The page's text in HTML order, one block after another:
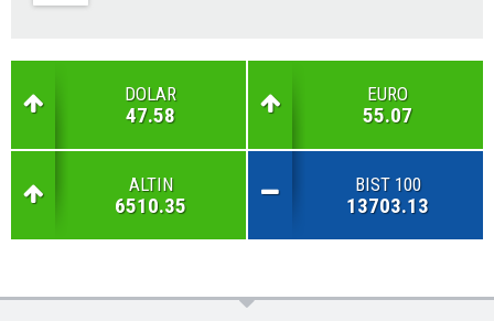
DOLAR
47.58
EURO
55.07
ALTIN
6510.35
BIST 100
13703.13